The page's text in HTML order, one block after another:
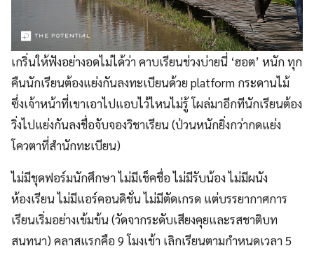
เกริ่นให้ฟังอย่างอดไม่ได้ว่า คาบเรียนช่วงบ่ายนี่ ‘ฮอต’ หนัก ทุก
คืนนักเรียนต้องแย่งกันลงทะเบียนด้วย platform กระดานไม้
ซึ่งเจ้าหน้าที่เขาเอาไปแอบไว้ไหนไม่รู้ โผล่มาอีกทีนักเรียนต้อง
วิ่งไปแย่งกันลงชื่อจับจองวิชาเรียน (ป่วนหนักยิ่งกว่ากดแย่ง
โควตาที่สำนักทะเบียน)
ไม่มีชุดฟอร์มนักศึกษา ไม่มีเช็คชื่อ ไม่มีรับน้อง ไม่มีผนัง
ห้องเรียน ไม่มีแอร์คอนดิชั่น ไม่มีตัดเกรด แต่บรรยากาศการ
เรียนเริ่มอย่างเข้มข้น (วัดจากระดับเสียงคุยและรสชาติบท
สนทนา) คลาสแรกคือ 9 โมงเช้า เลิกเรียนตามกำหนดเวลา 5